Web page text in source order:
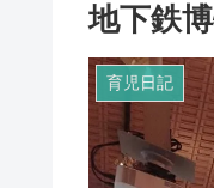
地下鉄
育児日記